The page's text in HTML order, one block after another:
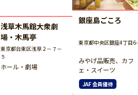
浅草木馬館大衆劇
場・木馬亭
東京都台東区浅草２－７－
５
ホール・劇場
銀座島ごころ
東京都中央区銀座4丁目
みやげ品販売、カフ
ェ・スイーツ
JAF 会員優待